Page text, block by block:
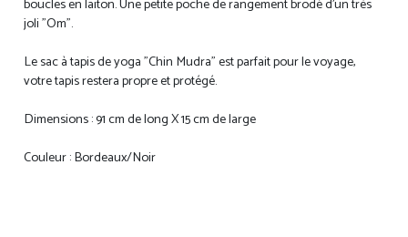
boucles en laiton. Une petite poche de rangement brodé d'un très
joli "Om".
Le sac à tapis de yoga "Chin Mudra" est parfait pour le voyage,
votre tapis restera propre et protégé.
Dimensions : 91 cm de long X 15 cm de large
Couleur : Bordeaux/Noir